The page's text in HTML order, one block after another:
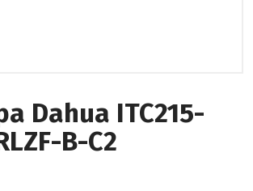
Dahua ITC215-
B-C2